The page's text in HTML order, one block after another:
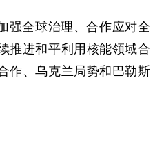
强全球治理、合作应对全
推进和平利用核能领域合
作、乌克兰局势和巴勒斯